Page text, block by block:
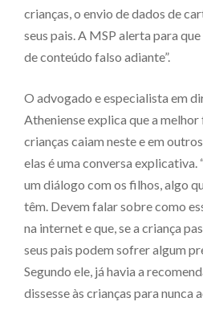
crianças, o envio de dados de
seus pais. A MSP alerta para
de conteúdo falso adiante”.
O advogado e especialista em
Atheniense explica que a
crianças caiam neste e em
elas é uma conversa explicativa.
um diálogo com os filhos, algo
têm. Devem falar sobre como
na internet e que, se a criança
seus pais podem sofrer algum
Segundo ele, já havia a
dissesse às crianças para nunca